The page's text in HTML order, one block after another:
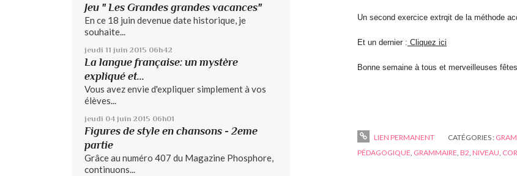
Jeu " Les Grandes grandes vacances"
En ce 18 juin devenue date historique, je
souhaite...
jeudi 11 juin 2015 06h42
La langue française: un mystère
expliqué et...
Vous avez envie d'expliquer simplement à vos
élèves...
jeudi 04 juin 2015 06h01
Figures de style en chansons - 2eme
partie
Grâce au numéro 407 du Magazine Phosphore,
continuons...
Un second exercice extrqit de la méthode
Et un dernier : Cliquez ici
Bonne semaine à tous et merveilleuses
LIEN PERMANENT CATÉGORIES :
PÉDAGOGIQUE GRAMMAIRE B2 NIVEAU